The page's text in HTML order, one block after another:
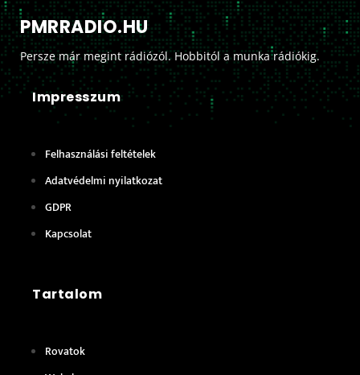
PMRRADIO.HU
Persze már megint rádiózól. Hobbitól a munka rádiókig.
Impresszum
Felhasználási feltételek
Adatvédelmi nyilatkozat
GDPR
Kapcsolat
Tartalom
Rovatok